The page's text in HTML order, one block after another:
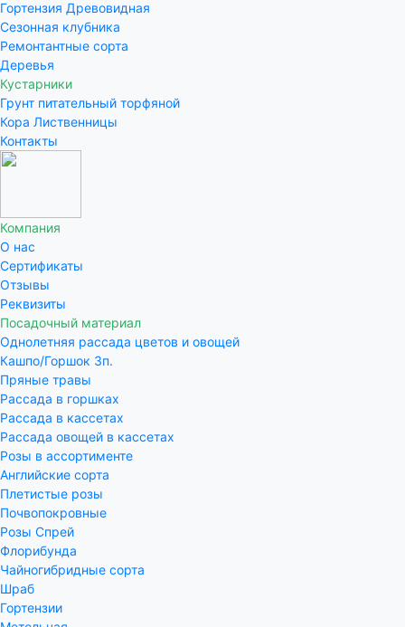
Гортензия Древовидная
Сезонная клубника
Ремонтантные сорта
Деревья
Кустарники
Грунт питательный торфяной
Кора Лиственницы
Контакты
Компания
О нас
Сертификаты
Отзывы
Реквизиты
Посадочный материал
Однолетняя рассада цветов и овощей
Кашпо/Горшок 3п.
Пряные травы
Рассада в горшках
Рассада в кассетах
Рассада овощей в кассетах
Розы в ассортименте
Английские сорта
Плетистые розы
Почвопокровные
Розы Спрей
Флорибунда
Чайногибридные сорта
Шраб
Гортензии